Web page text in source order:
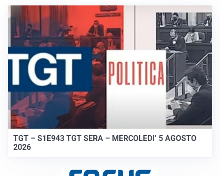
TGT – S1E943 TGT SERA – MERCOLEDI’ 5 AGOSTO
2026